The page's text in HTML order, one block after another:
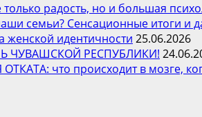
радость, но и большая
семьи? Сенсационные итоги и
женской идентичности 25.06.2026
ЧУВАШСКОЙ РЕСПУБЛИКИ!
что происходит в мозге,